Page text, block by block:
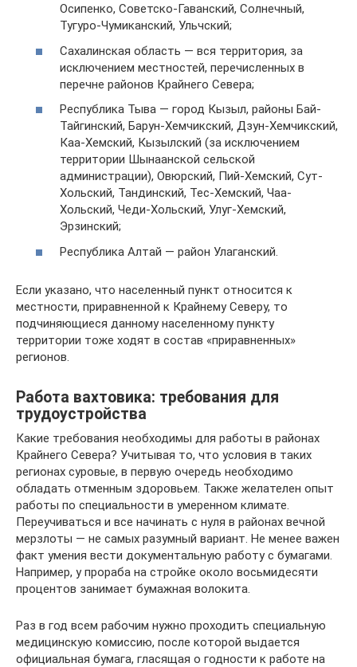
Осипенко, Советско-Гаванский, Солнечный,
Тугуро-Чумиканский, Ульчский;
Сахалинская область — вся территория, за
исключением местностей, перечисленных в
перечне районов Крайнего Севера;
Республика Тыва — город Кызыл, районы Бай-
Тайгинский, Барун-Хемчикский, Дзун-Хемчикский,
Каа-Хемский, Кызылский (за исключением
территории Шынаанской сельской
администрации), Овюрский, Пий-Хемский, Сут-
Хольский, Тандинский, Тес-Хемский, Чаа-
Хольский, Чеди-Хольский, Улуг-Хемский,
Эрзинский;
Республика Алтай — район Улаганский.
Если указано, что населенный пункт относится к
местности, приравненной к Крайнему Северу, то
подчиняющиеся данному населенному пункту
территории тоже ходят в состав «приравненных»
регионов.
Работа вахтовика: требования для
трудоустройства
Какие требования необходимы для работы в районах
Крайнего Севера? Учитывая то, что условия в таких
регионах суровые, в первую очередь необходимо
обладать отменным здоровьем. Также желателен опыт
работы по специальности в умеренном климате.
Переучиваться и все начинать с нуля в районах вечной
мерзлоты — не самых разумный вариант. Не менее важен
факт умения вести документальную работу с бумагами.
Например, у прораба на стройке около восьмидесяти
процентов занимает бумажная волокита.
Раз в год всем рабочим нужно проходить специальную
медицинскую комиссию, после которой выдается
официальная бумага, гласящая о годности к работе на